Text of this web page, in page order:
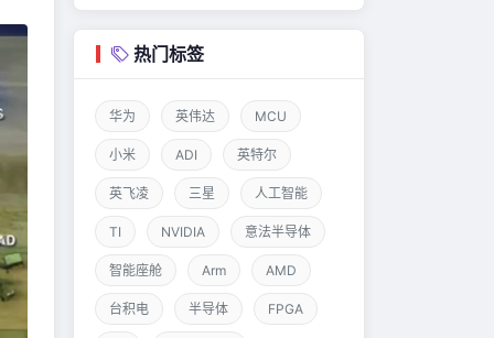
热门标签
华为 英伟达 MCU
小米 ADI 英特尔
英飞凌 三星 人工智能
TI NVIDIA 意法半导体
智能座舱 Arm AMD
台积电 半导体 FPGA